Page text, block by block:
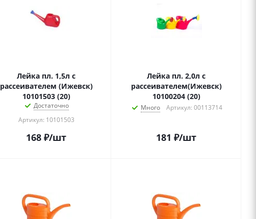
Лейка пл. 1,5л с
рассеивателем (Ижевск)
10101503 (20)
Достаточно
Артикул: 10101503
168 ₽/шт
Лейка пл. 2,0л с
рассеивателем(Ижевск)
10100204 (20)
Много Артикул: 00113714
181 ₽/шт